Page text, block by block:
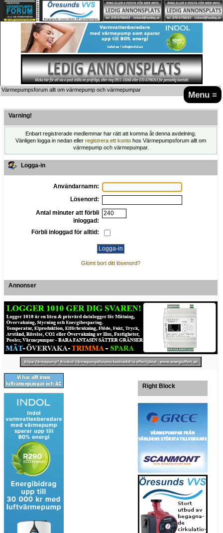
Menu ≡
Värmepumpsforum allt om värmepump och värmepumpar
Varning!
Enbart registrerade medlemmar har rätt att komma åt denna avdelning.
Vänligen logga in nedan eller registrera ett konto hos Värmepumpsforum allt om
värmepump och värmepumpar.
Logga-in
Användarnamn:
Lösenord:
Antal minuter att förbli
inloggad:
Förbli inloggad för alltid:
Glömt bort ditt lösenord?
Annonser
Right Block